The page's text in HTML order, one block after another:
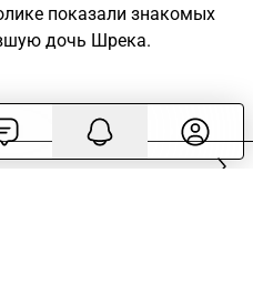
показали знакомых
дочь Шрека.